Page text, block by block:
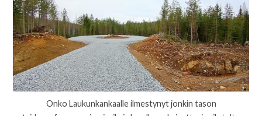
Onko Laukunkankaalle ilmestynyt jonkin tason